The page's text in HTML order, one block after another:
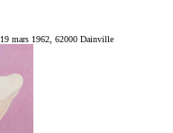
mars 1962, 62000 Dainville